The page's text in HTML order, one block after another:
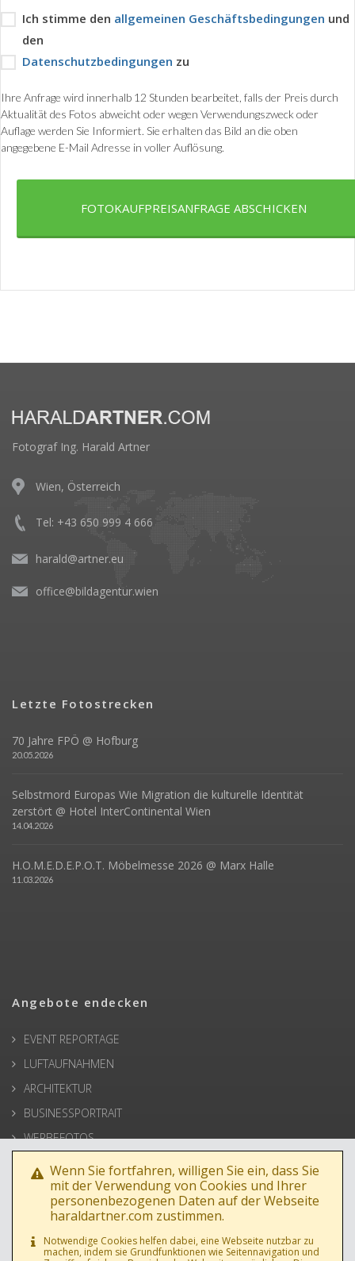
Ich stimme den allgemeinen Geschäftsbedingungen und
den
Datenschutzbedingungen zu
Ihre Anfrage wird innerhalb 12 Stunden bearbeitet, falls der Preis durch
Aktualität des Fotos abweicht oder wegen Verwendungszweck oder
Auflage werden Sie Informiert. Sie erhalten das Bild an die oben
angegebene E-Mail Adresse in voller Auflösung.
FOTOKAUFPREISANFRAGE ABSCHICKEN
Fotograf Ing. Harald Artner
Wien, Österreich
Tel: +43 650 999 4 666
harald@artner.eu
office@bildagentur.wien
Letzte Fotostrecken
70 Jahre FPÖ @ Hofburg
20.05.2026
Selbstmord Europas Wie Migration die kulturelle Identität
zerstört @ Hotel InterContinental Wien
14.04.2026
H.O.M.E.D.E.P.O.T. Möbelmesse 2026 @ Marx Halle
11.03.2026
Angebote endecken
EVENT REPORTAGE
LUFTAUFNAHMEN
ARCHITEKTUR
BUSINESSPORTRAIT
WERBEFOTOS
HOCHZEIT
PRESSE
Wenn Sie fortfahren, willigen Sie ein, dass Sie
mit der Verwendung von Cookies und Ihrer
personenbezogenen Daten auf der Webseite
haraldartner.com zustimmen.
Notwendige Cookies helfen dabei, eine Webseite nutzbar zu
machen, indem sie Grundfunktionen wie Seitennavigation und